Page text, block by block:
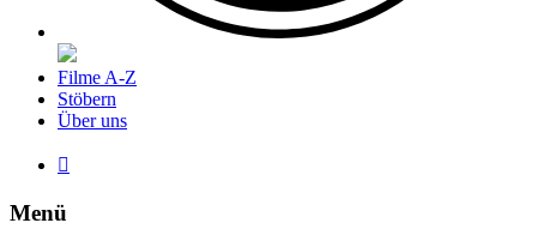
Filme A-Z
Stöbern
Über uns

Menü